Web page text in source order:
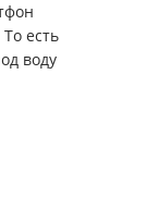
есть
воду